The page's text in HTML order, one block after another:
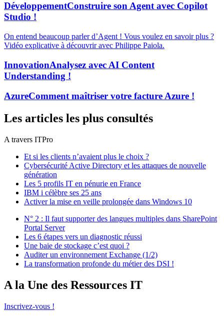
DéveloppementConstruire son Agent avec Copilot
Studio !
On entend beaucoup parler d’Agent ! Vous voulez en savoir plus ?
Vidéo explicative à découvrir avec Philippe Paiola.
InnovationAnalysez avec AI Content
Understanding !
AzureComment maîtriser votre facture Azure !
Les articles les plus consultés
A travers ITPro
Et si les clients n’avaient plus le choix ?
Cybersécurité Active Directory et les attaques de nouvelle
génération
Les 5 profils IT en pénurie en France
IBM i célèbre ses 25 ans
Activer la mise en veille prolongée dans Windows 10
N° 2 : Il faut supporter des langues multiples dans SharePoint
Portal Server
Les 6 étapes vers un diagnostic réussi
Une baie de stockage c’est quoi ?
Auditer un environnement Exchange (1/2)
La transformation profonde du métier des DSI !
A la Une des Ressources IT
Inscrivez-vous !